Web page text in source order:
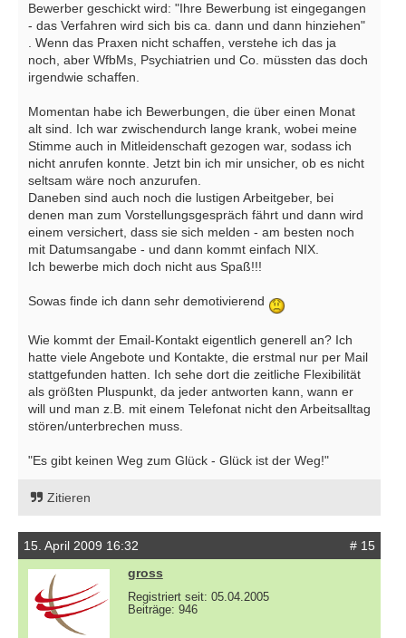
Bewerber geschickt wird: "Ihre Bewerbung ist eingegangen
- das Verfahren wird sich bis ca. dann und dann hinziehen"
. Wenn das Praxen nicht schaffen, verstehe ich das ja
noch, aber WfbMs, Psychiatrien und Co. müssten das doch
irgendwie schaffen.
Momentan habe ich Bewerbungen, die über einen Monat
alt sind. Ich war zwischendurch lange krank, wobei meine
Stimme auch in Mitleidenschaft gezogen war, sodass ich
nicht anrufen konnte. Jetzt bin ich mir unsicher, ob es nicht
seltsam wäre noch anzurufen.
Daneben sind auch noch die lustigen Arbeitgeber, bei
denen man zum Vorstellungsgespräch fährt und dann wird
einem versichert, dass sie sich melden - am besten noch
mit Datumsangabe - und dann kommt einfach NIX.
Ich bewerbe mich doch nicht aus Spaß!!!
Sowas finde ich dann sehr demotivierend
Wie kommt der Email-Kontakt eigentlich generell an? Ich
hatte viele Angebote und Kontakte, die erstmal nur per Mail
stattgefunden hatten. Ich sehe dort die zeitliche Flexibilität
als größten Pluspunkt, da jeder antworten kann, wann er
will und man z.B. mit einem Telefonat nicht den Arbeitsalltag
stören/unterbrechen muss.
"Es gibt keinen Weg zum Glück - Glück ist der Weg!"
Zitieren
15. April 2009 16:32
# 15
gross
Registriert seit: 05.04.2005
Beiträge: 946